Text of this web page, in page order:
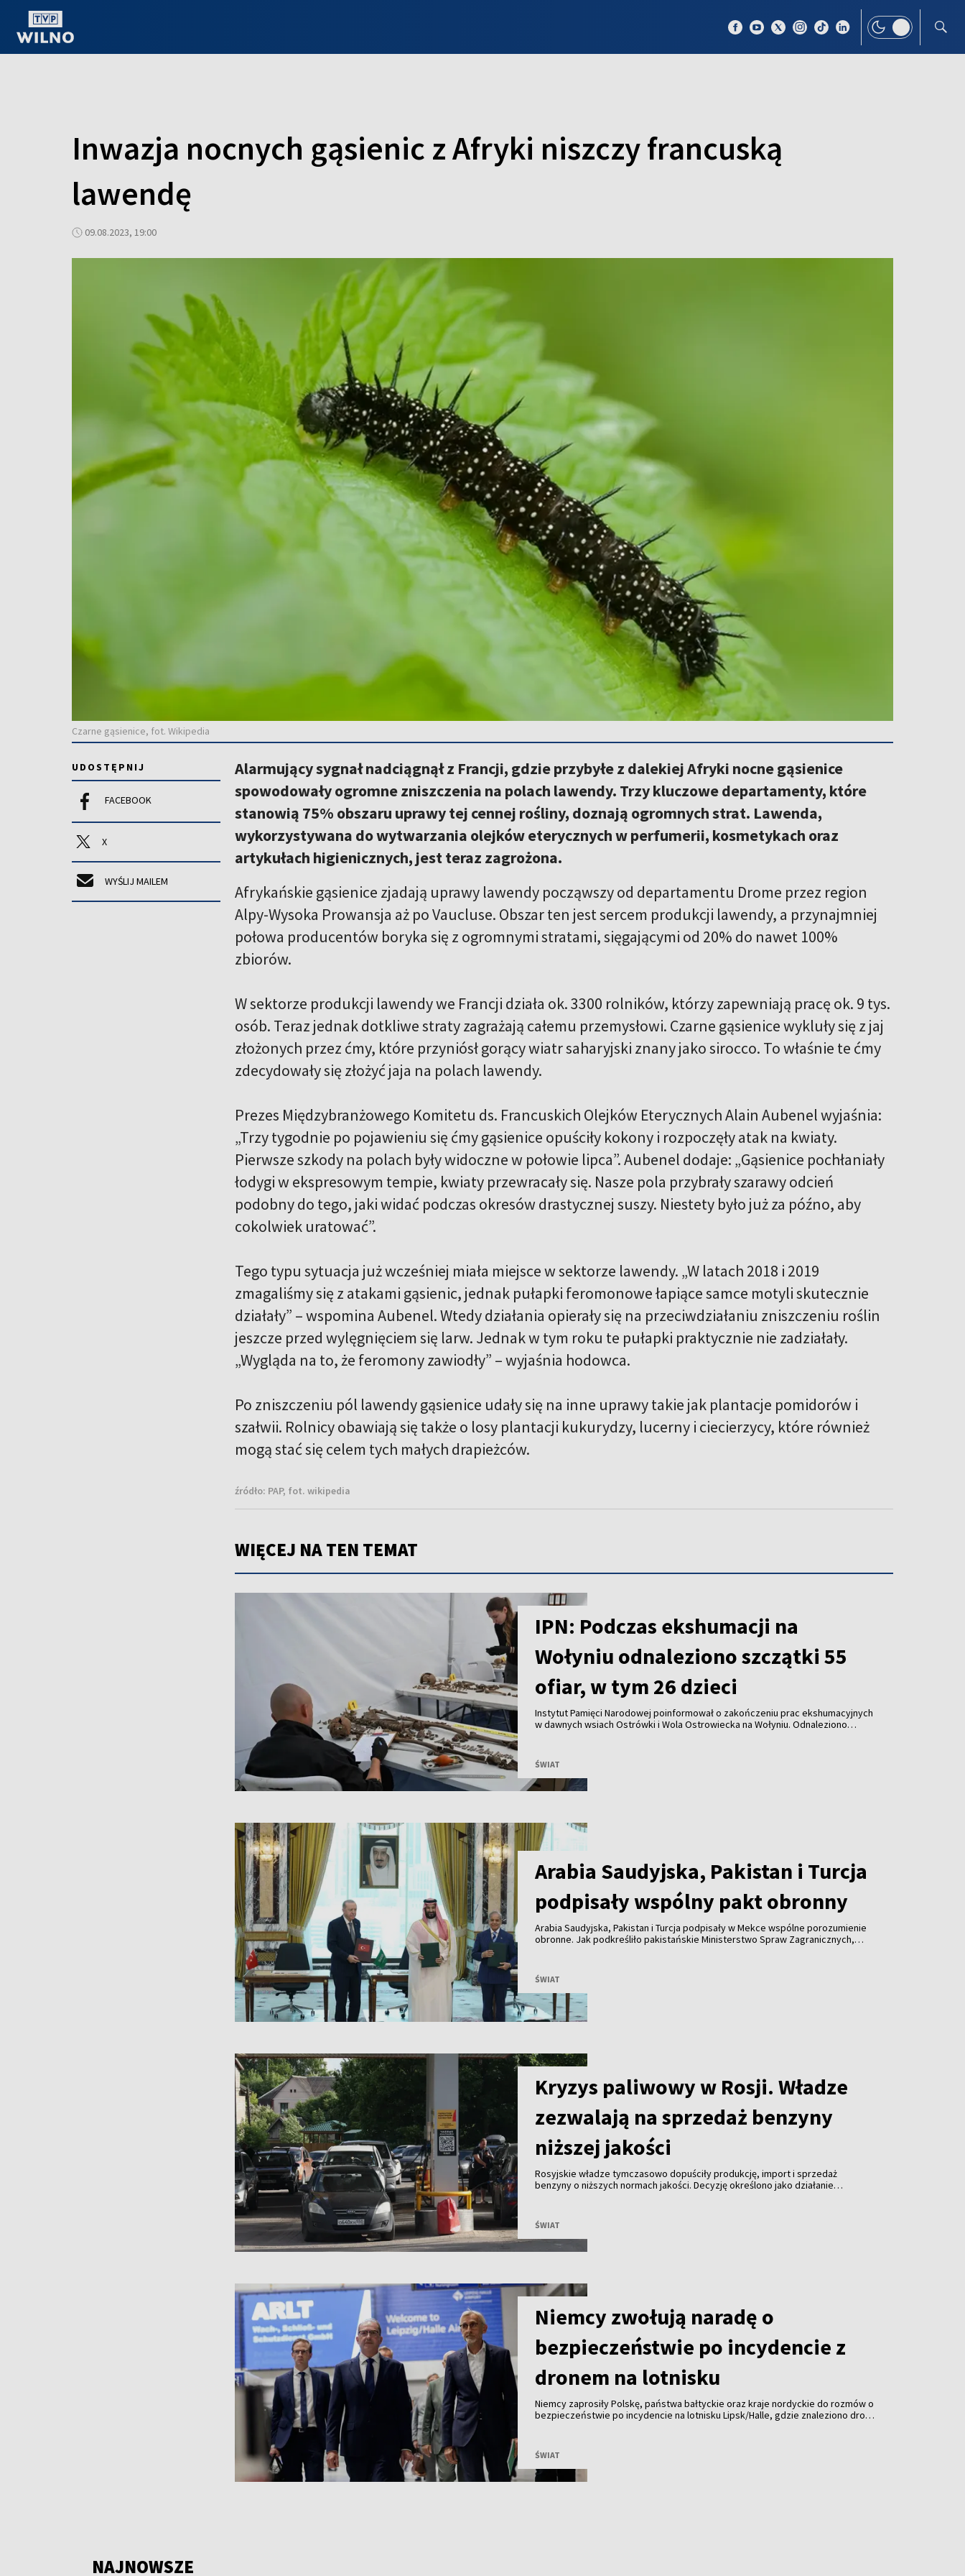
Inwazja nocnych gąsienic z Afryki niszczy francuską
lawendę
09.08.2023, 19:00
Czarne gąsienice, fot. Wikipedia
UDOSTĘPNIJ
FACEBOOK
X
WYŚLIJ MAILEM
Alarmujący sygnał nadciągnął z Francji, gdzie przybyłe z dalekiej Afryki nocne gąsienice
spowodowały ogromne zniszczenia na polach lawendy. Trzy kluczowe departamenty, które
stanowią 75% obszaru uprawy tej cennej rośliny, doznają ogromnych strat. Lawenda,
wykorzystywana do wytwarzania olejków eterycznych w perfumerii, kosmetykach oraz
artykułach higienicznych, jest teraz zagrożona.
Afrykańskie gąsienice zjadają uprawy lawendy począwszy od departamentu Drome przez region
Alpy-Wysoka Prowansja aż po Vaucluse. Obszar ten jest sercem produkcji lawendy, a przynajmniej
połowa producentów boryka się z ogromnymi stratami, sięgającymi od 20% do nawet 100%
zbiorów.
W sektorze produkcji lawendy we Francji działa ok. 3300 rolników, którzy zapewniają pracę ok. 9 tys.
osób. Teraz jednak dotkliwe straty zagrażają całemu przemysłowi. Czarne gąsienice wykluły się z jaj
złożonych przez ćmy, które przyniósł gorący wiatr saharyjski znany jako sirocco. To właśnie te ćmy
zdecydowały się złożyć jaja na polach lawendy.
Prezes Międzybranżowego Komitetu ds. Francuskich Olejków Eterycznych Alain Aubenel wyjaśnia:
„Trzy tygodnie po pojawieniu się ćmy gąsienice opuściły kokony i rozpoczęły atak na kwiaty.
Pierwsze szkody na polach były widoczne w połowie lipca”. Aubenel dodaje: „Gąsienice pochłaniały
łodygi w ekspresowym tempie, kwiaty przewracały się. Nasze pola przybrały szarawy odcień
podobny do tego, jaki widać podczas okresów drastycznej suszy. Niestety było już za późno, aby
cokolwiek uratować”.
Tego typu sytuacja już wcześniej miała miejsce w sektorze lawendy. „W latach 2018 i 2019
zmagaliśmy się z atakami gąsienic, jednak pułapki feromonowe łapiące samce motyli skutecznie
działały” – wspomina Aubenel. Wtedy działania opierały się na przeciwdziałaniu zniszczeniu roślin
jeszcze przed wylęgnięciem się larw. Jednak w tym roku te pułapki praktycznie nie zadziałały.
„Wygląda na to, że feromony zawiodły” – wyjaśnia hodowca.
Po zniszczeniu pól lawendy gąsienice udały się na inne uprawy takie jak plantacje pomidorów i
szałwii. Rolnicy obawiają się także o losy plantacji kukurydzy, lucerny i ciecierzycy, które również
mogą stać się celem tych małych drapieżców.
źródło: PAP, fot. wikipedia
WIĘCEJ NA TEN TEMAT
IPN: Podczas ekshumacji na
Wołyniu odnaleziono szczątki 55
ofiar, w tym 26 dzieci
Instytut Pamięci Narodowej poinformował o zakończeniu prac ekshumacyjnych
w dawnych wsiach Ostrówki i Wola Ostrowiecka na Wołyniu. Odnaleziono
ŚWIAT
Arabia Saudyjska, Pakistan i Turcja
podpisały wspólny pakt obronny
Arabia Saudyjska, Pakistan i Turcja podpisały w Mekce wspólne porozumienie
obronne. Jak podkreśliło pakistańskie Ministerstwo Spraw Zagranicznych,
ŚWIAT
Kryzys paliwowy w Rosji. Władze
zezwalają na sprzedaż benzyny
niższej jakości
Rosyjskie władze tymczasowo dopuściły produkcję, import i sprzedaż
benzyny o niższych normach jakości. Decyzję określono jako działanie
ŚWIAT
Niemcy zwołują naradę o
bezpieczeństwie po incydencie z
dronem na lotnisku
Niemcy zaprosiły Polskę, państwa bałtyckie oraz kraje nordyckie do rozmów o
bezpieczeństwie po incydencie na lotnisku Lipsk/Halle, gdzie znaleziono drona
ŚWIAT
NAJNOWSZE